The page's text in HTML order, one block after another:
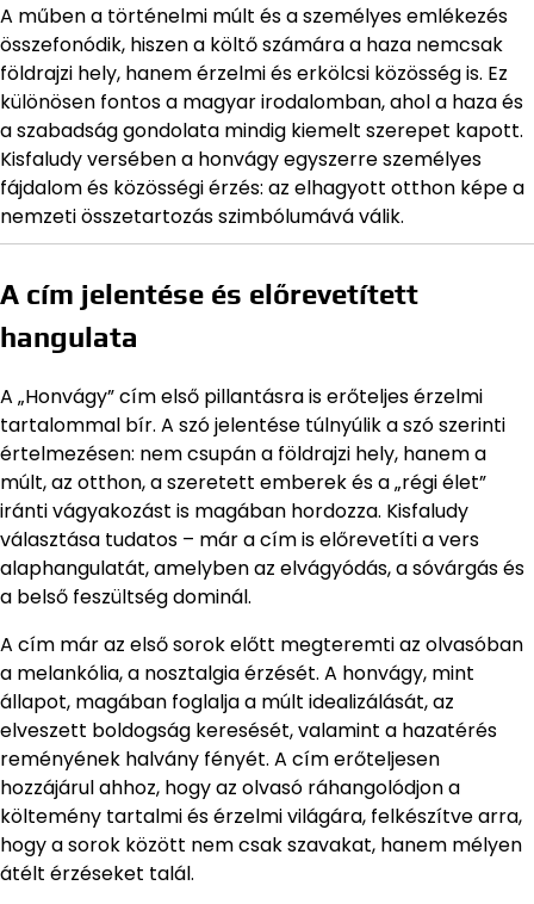
A műben a történelmi múlt és a személyes emlékezés
összefonódik, hiszen a költő számára a haza nemcsak
földrajzi hely, hanem érzelmi és erkölcsi közösség is. Ez
különösen fontos a magyar irodalomban, ahol a haza és
a szabadság gondolata mindig kiemelt szerepet kapott.
Kisfaludy versében a honvágy egyszerre személyes
fájdalom és közösségi érzés: az elhagyott otthon képe a
nemzeti összetartozás szimbólumává válik.
A cím jelentése és előrevetített
hangulata
A „Honvágy” cím első pillantásra is erőteljes érzelmi
tartalommal bír. A szó jelentése túlnyúlik a szó szerinti
értelmezésen: nem csupán a földrajzi hely, hanem a
múlt, az otthon, a szeretett emberek és a „régi élet”
iránti vágyakozást is magában hordozza. Kisfaludy
választása tudatos – már a cím is előrevetíti a vers
alaphangulatát, amelyben az elvágyódás, a sóvárgás és
a belső feszültség dominál.
A cím már az első sorok előtt megteremti az olvasóban
a melankólia, a nosztalgia érzését. A honvágy, mint
állapot, magában foglalja a múlt idealizálását, az
elveszett boldogság keresését, valamint a hazatérés
reményének halvány fényét. A cím erőteljesen
hozzájárul ahhoz, hogy az olvasó ráhangolódjon a
költemény tartalmi és érzelmi világára, felkészítve arra,
hogy a sorok között nem csak szavakat, hanem mélyen
átélt érzéseket talál.